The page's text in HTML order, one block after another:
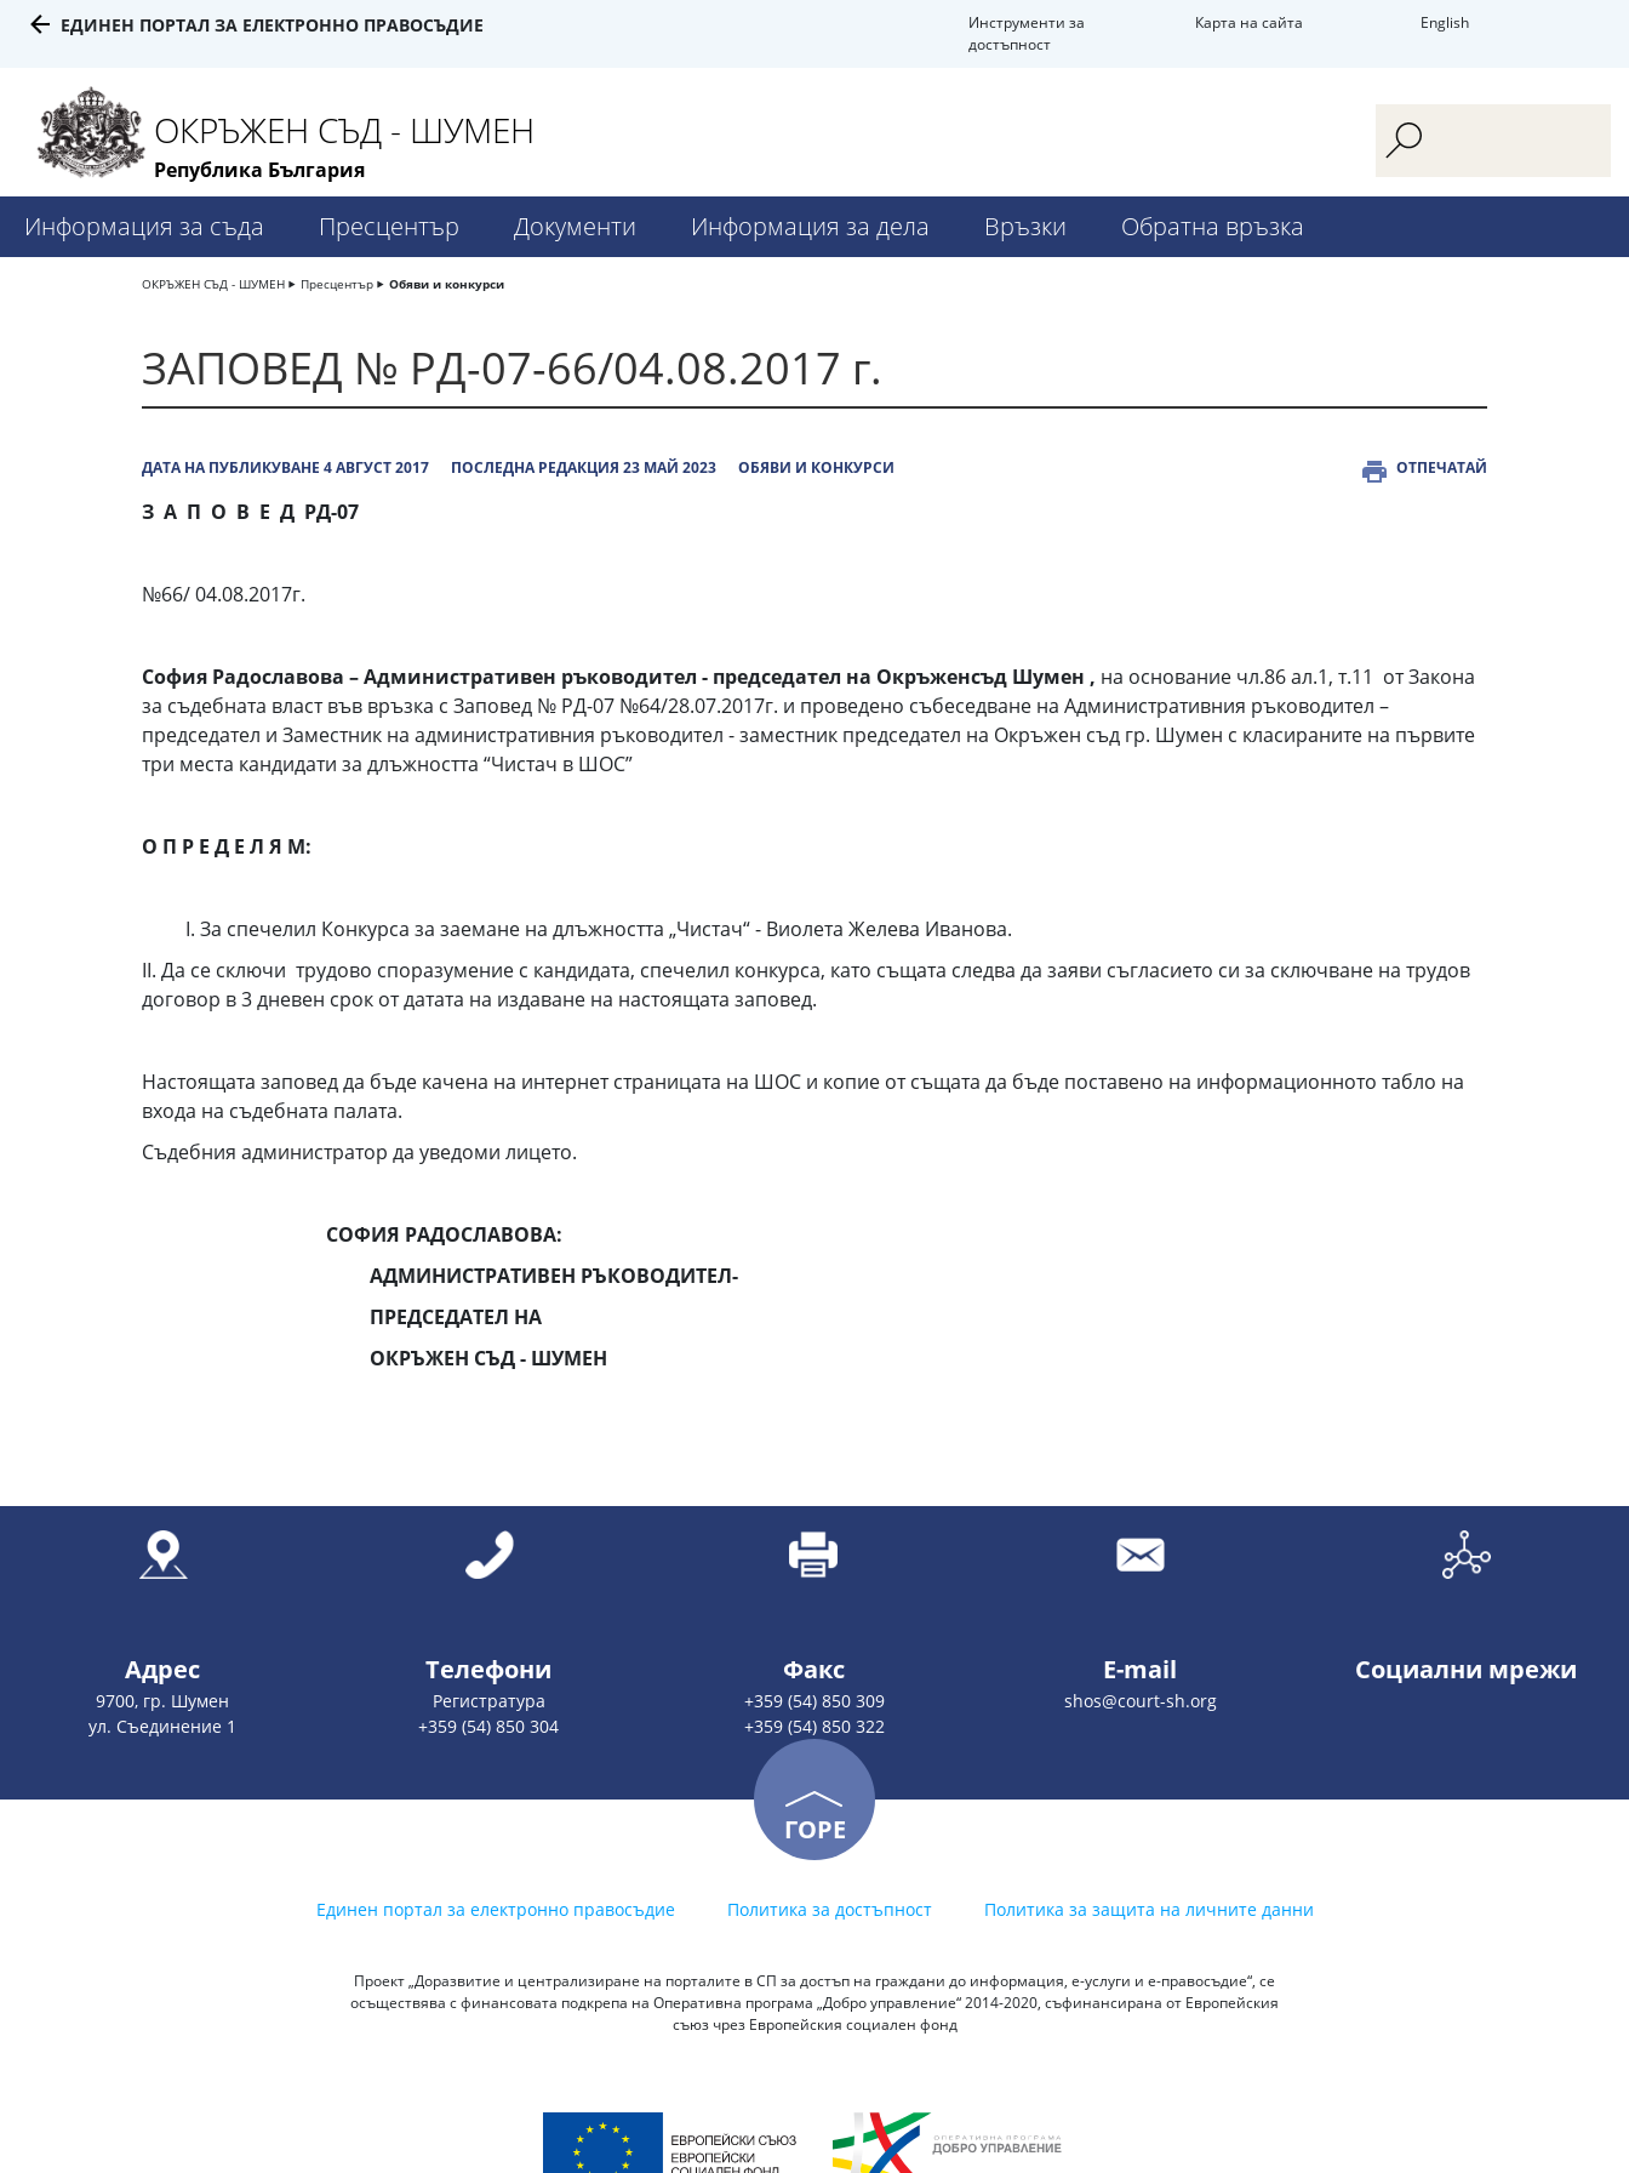
ЕДИНЕН ПОРТАЛ ЗА ЕЛЕКТРОННО ПРАВОСЪДИЕ
Инструменти за
достъпност
Карта на сайта English
ОКРЪЖЕН СЪД - ШУМЕН
Република България
Информация за съда Пресцентър Документи Информация за дела Връзки Обратна връзка
ОКРЪЖЕН СЪД - ШУМЕН Пресцентър Обяви и конкурси
ЗАПОВЕД № РД-07-66/04.08.2017 г.
ДАТА НА ПУБЛИКУВАНЕ 4 АВГУСТ 2017 ПОСЛЕДНА РЕДАКЦИЯ 23 МАЙ 2023 ОБЯВИ И КОНКУРСИ ОТПЕЧАТАЙ
З А П О В Е Д РД-07
№66/ 04.08.2017г.
София Радославова –Административен ръководител - председател на Окръженсъд Шумен , на основание чл.86 ал.1, т.11 от Закона
за съдебната власт във връзка с Заповед № РД-07 №64/28.07.2017г. и проведено събеседване на Административния ръководител –
председател и Заместник на административния ръководител - заместник председател на Окръжен съд гр. Шумен с класираните на първите
три места кандидати за длъжността “Чистач в ШОС”
О П Р Е Д Е Л Я М:
І. За спечелил Конкурса за заемане на длъжността „Чистач“ - Виолета Желева Иванова.
ІІ. Да се сключи трудово споразумение с кандидата, спечелил конкурса, като същата следва да заяви съгласието си за сключване на трудов
договор в 3 дневен срок от датата на издаване на настоящата заповед.
Настоящата заповед да бъде качена на интернет страницата на ШОС и копие от същата да бъде поставено на информационното табло на
входа на съдебната палата.
Съдебния администратор да уведоми лицето.
СОФИЯ РАДОСЛАВОВА:
АДМИНИСТРАТИВЕН РЪКОВОДИТЕЛ-
ПРЕДСЕДАТЕЛ НА
ОКРЪЖЕН СЪД - ШУМЕН
Адрес
9700, гр. Шумен
ул. Съединение 1
Телефони
Регистратура
+359 (54) 850 304
Факс
+359 (54) 850 309
+359 (54) 850 322
E-mail
shos@court-sh.org
Социални мрежи
ГОРЕ
Единен портал за електронно правосъдие Политика за достъпност Политика за защита на личните данни
Проект „Доразвитие и централизиране на порталите в СП за достъп на граждани до информация, е-услуги и е-правосъдие“, се
осъществява с финансовата подкрепа на Оперативна програма „Добро управление“ 2014-2020, съфинансирана от Европейския
съюз чрез Европейския социален фонд